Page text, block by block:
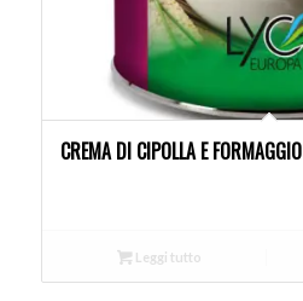
CREMA DI CIPOLLA E FORMAGGIO
Leggi tutto